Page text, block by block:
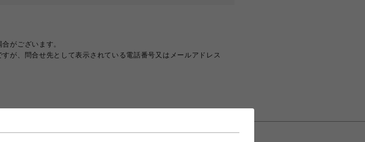
がございます。
が、問合せ先として表示されている電話番号又はメールアドレス